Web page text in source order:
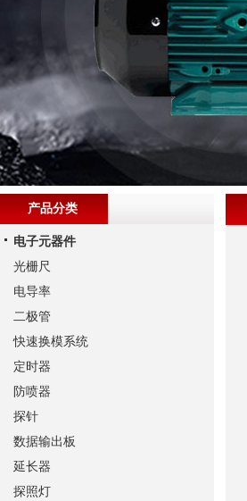
产品分类
电子元器件
光栅尺
电导率
二极管
快速换模系统
定时器
防喷器
探针
数据输出板
延长器
探照灯